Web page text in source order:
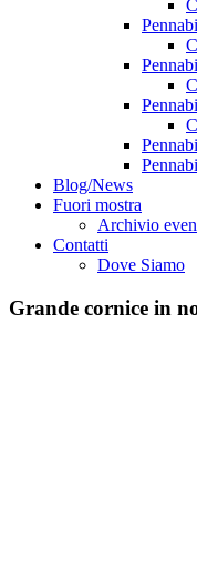
Blog/News
Fuori mostra
Archivio
Contatti
Dove Siamo
Grande cornice in